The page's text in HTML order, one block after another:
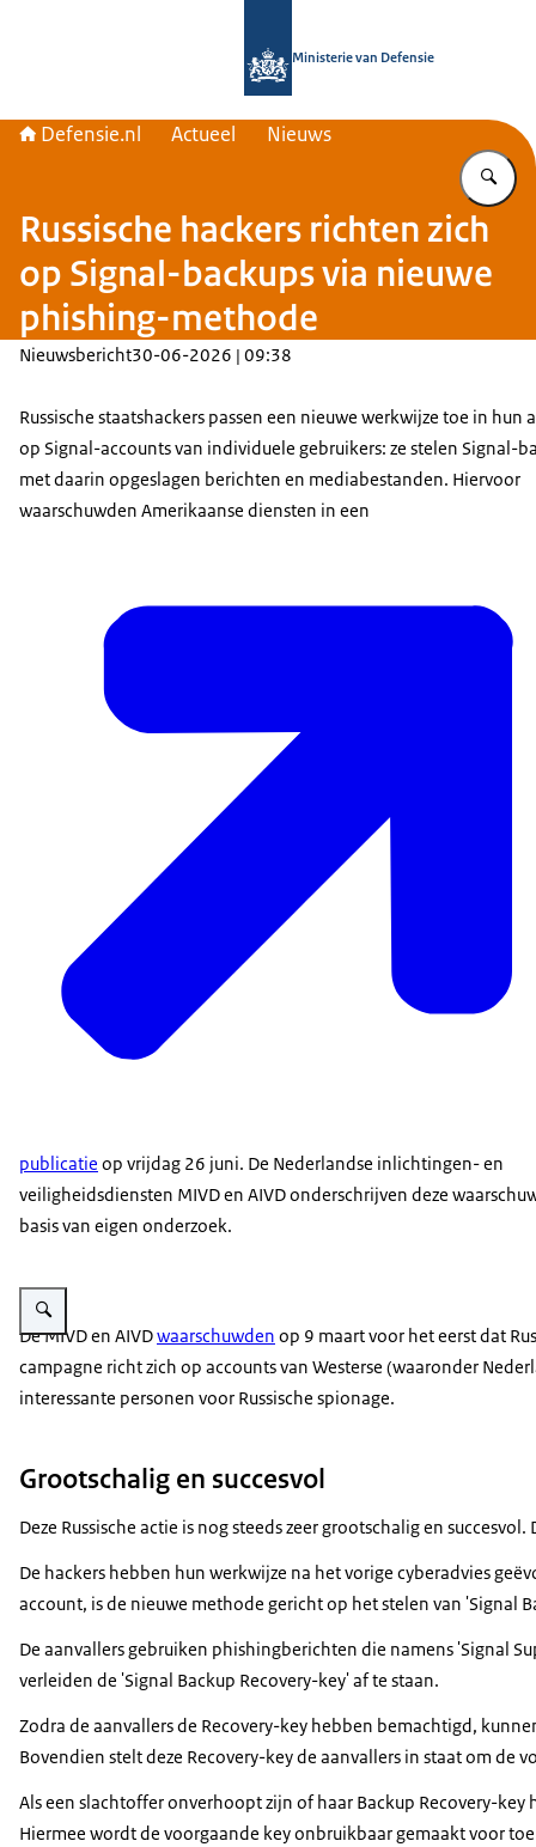
Ministerie van Defensie
Defensie.nl Actueel Nieuws
Russische hackers richten zich
op Signal-backups via nieuwe
phishing-methode
Nieuwsbericht30-06-2026 | 09:38
Russische staatshackers passen een nieuwe werkwijze toe in hun
op Signal-accounts van individuele gebruikers: ze stelen Signal-
met daarin opgeslagen berichten en mediabestanden. Hiervoor
waarschuwden Amerikaanse diensten in een
publicatie op vrijdag 26 juni. De Nederlandse inlichtingen- en
veiligheidsdiensten MIVD en AIVD onderschrijven deze
basis van eigen onderzoek.
Vergroot afbeelding Computerscherm.
De MIVD en AIVDwaarschuwden op 9 maart voor het eerst dat
campagne richt zich op accounts van Westerse (waaronder
interessante personen voor Russische spionage.
Grootschalig en succesvol
Deze Russische actie is nog steeds zeer grootschalig en
De hackers hebben hun werkwijze na het vorige cyberadvies
account, is de nieuwe methode gericht op het stelen van 'Signal
De aanvallers gebruiken phishingberichten die namens 'Signal
verleiden de 'Signal Backup Recovery-key' af te staan.
Zodra de aanvallers de Recovery-key hebben bemachtigd,
Bovendien stelt deze Recovery-key de aanvallers in staat om de
Als een slachtoffer onverhoopt zijn of haar Backup Recovery-key
Hiermee wordt de voorgaande keyonbruikbaar gemaakt voor